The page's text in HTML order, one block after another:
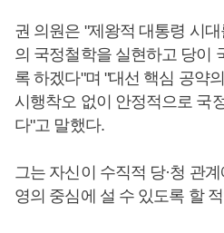
권 의원은 "제왕적 대통령 시
의 국정철학을 실현하고 당이
록 하겠다"며 "대선 핵심 공약
시행착오 없이 안정적으로 국
다"고 말했다.
그는 자신이 수직적 당·청 관
영의 중심에 설 수 있도록 할